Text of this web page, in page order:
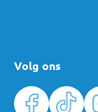
Volg ons